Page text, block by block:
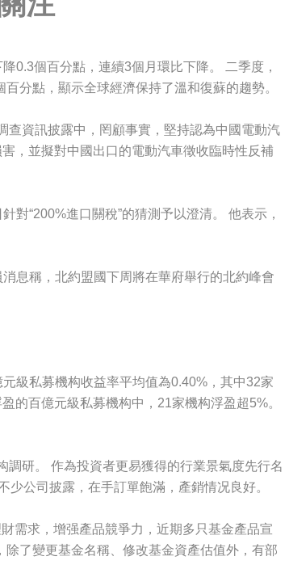
0.3個百分點，連續3個月環比下降。 二季度，
分點，顯示全球經濟保持了溫和復蘇的趨勢。
查資訊披露中，罔顧事實，堅持認為中國電動汽
，並擬對中國出口的電動汽車徵收臨時性反補
對“200%進口關稅”的猜測予以澄清。 他表示，
息稱，北約盟國下周將在華府舉行的北約峰會
級私募機构收益率平均值為0.40%，其中32家
的百億元級私募機构中，21家機构浮盈超5%。
研。 作為投資者更易獲得的行業景氣度先行名
公司披露，在手訂單飽滿，產銷情况良好。
需求，增强產品競爭力，近期多只基金產品宣
了變更基金名稱、修改基金資產估值外，有部